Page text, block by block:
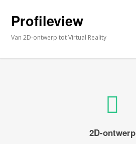
Profileview
Van 2D-ontwerp tot Virtual Reality
2D-ontwerp